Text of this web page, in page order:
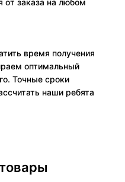
от заказа на любом
время получения
оптимальный
Точные сроки
наши ребята